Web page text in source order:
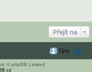
Přejít na
Tým
© phpBB Limited